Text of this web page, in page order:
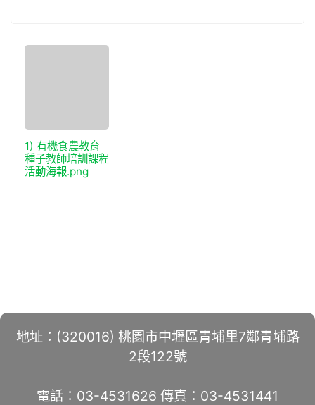
1) 有機食農教育
種子教師培訓課程
活動海報.png
地址：(320016) 桃園市中壢區青埔里7鄰青埔路
2段122號
電話：03-4531626 傳真：03-4531441